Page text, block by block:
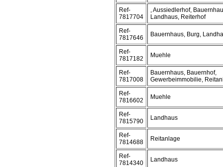
Ref-
7817704
, Aussiedlerhof,
Landhaus, Reiterhof
Ref-
7817646
Bauernhaus, Burg,
Ref-
7817182
Muehle
Ref-
7817008
Bauernhaus, Bauernhof,
Gewerbeimmobilie,
Ref-
7816602
Muehle
Ref-
7815790
Landhaus
Ref-
7814688
Reitanlage
Ref-
7814340
Landhaus